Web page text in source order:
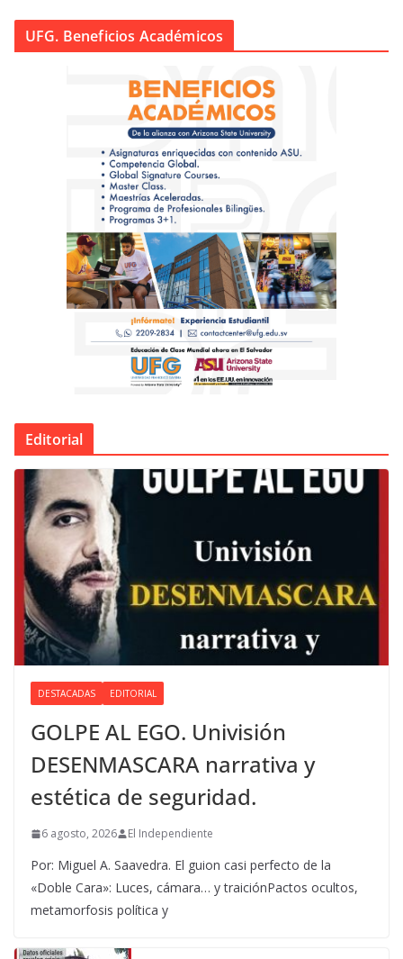
UFG. Beneficios Académicos
Editorial
DESTACADAS EDITORIAL
GOLPE AL EGO. Univisión
DESENMASCARA narrativa y
estética de seguridad.
6 agosto, 2026 El Independiente
Por: Miguel A. Saavedra. El guion casi perfecto de la
«Doble Cara»: Luces, cámara… y traiciónPactos ocultos,
metamorfosis política y